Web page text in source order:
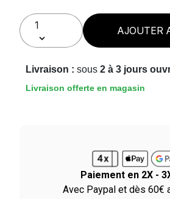
AJOUTER
Livraison : sous 2 à 3 jours
Livraison offerte en magasin
Paiement en 2X -
Avec Paypal et dès 60€